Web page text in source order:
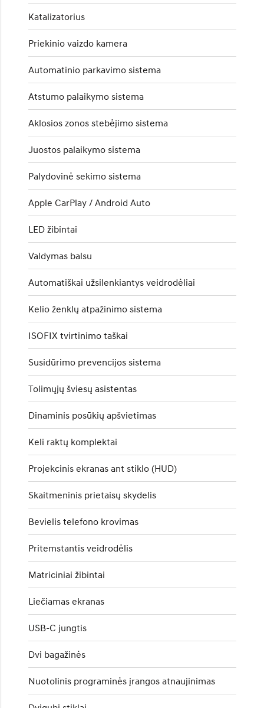
Katalizatorius
Priekinio vaizdo kamera
Automatinio parkavimo sistema
Atstumo palaikymo sistema
Aklosios zonos stebėjimo sistema
Juostos palaikymo sistema
Palydovinė sekimo sistema
Apple CarPlay / Android Auto
LED žibintai
Valdymas balsu
Automatiškai užsilenkiantys veidrodėliai
Kelio ženklų atpažinimo sistema
ISOFIX tvirtinimo taškai
Susidūrimo prevencijos sistema
Tolimųjų šviesų asistentas
Dinaminis posūkių apšvietimas
Keli raktų komplektai
Projekcinis ekranas ant stiklo (HUD)
Skaitmeninis prietaisų skydelis
Bevielis telefono krovimas
Pritemstantis veidrodėlis
Matriciniai žibintai
Liečiamas ekranas
USB-C jungtis
Dvi bagažinės
Nuotolinis programinės įrangos atnaujinimas